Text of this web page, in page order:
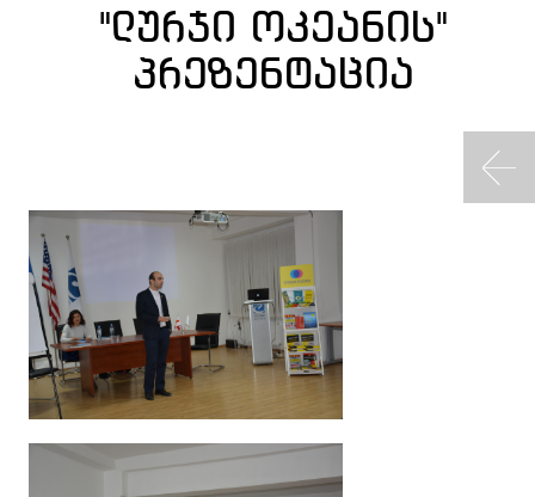
"ლურჯი ოკეანის"
პრეზენტაცია